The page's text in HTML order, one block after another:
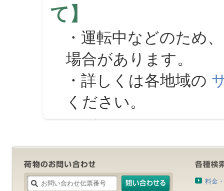
て】
・運転中などのため
場合があります。
・詳しくは各地域の
ください。
料金